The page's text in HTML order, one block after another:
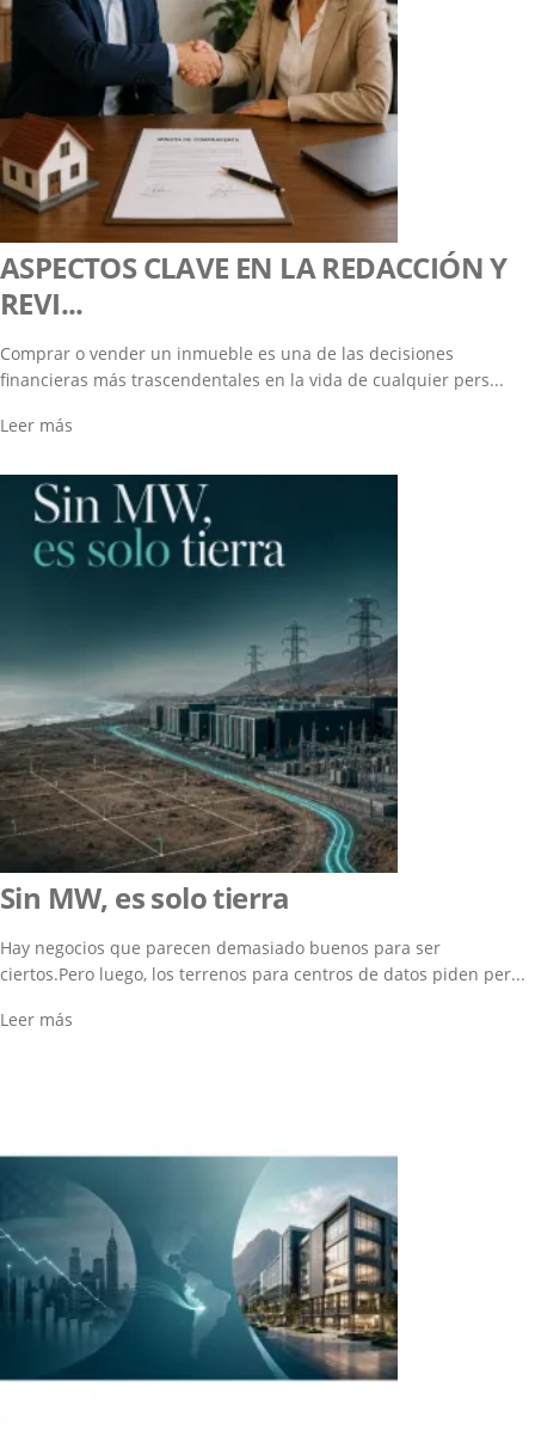
ASPECTOS CLAVE EN LA REDACCIÓN Y
REVI...
Comprar o vender un inmueble es una de las decisiones
financieras más trascendentales en la vida de cualquier pers...
Leer más
Sin MW, es solo tierra
Hay negocios que parecen demasiado buenos para ser
ciertos.Pero luego, los terrenos para centros de datos piden per...
Leer más